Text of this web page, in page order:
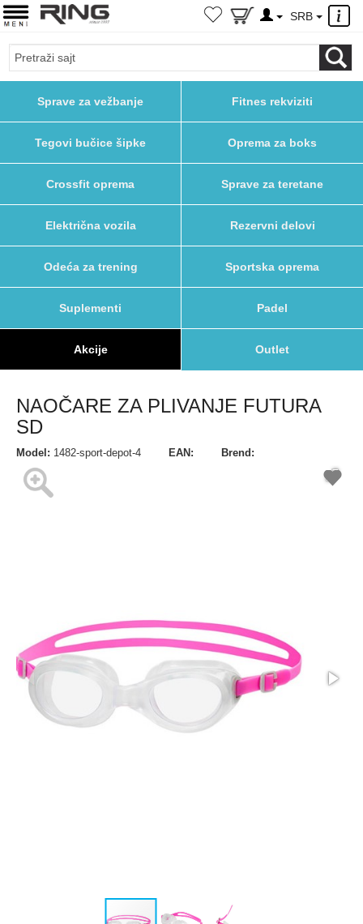
×
SRB
Sprave za vežbanje Fitnes rekviziti
Tegovi bučice šipke Oprema za boks
Crossfit oprema Sprave za teretane
Električna vozila Rezervni delovi
Odeća za trening Sportska oprema
Suplementi Padel
Akcije Outlet
NAOČARE ZA PLIVANJE FUTURA
SD
Model: 1482-sport-depot-4 EAN: Brend: